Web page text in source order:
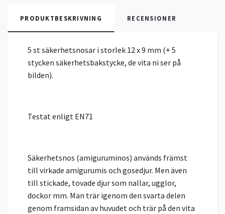
PRODUKTBESKRIVNING RECENSIONER
5 st säkerhetsnosar i storlek 12 x 9 mm (+ 5
stycken säkerhetsbakstycke, de vita ni ser på
bilden).
Testat enligt EN71
Säkerhetsnos (amiguruminos) används främst
till virkade amigurumis och gosedjur. Men även
till stickade, tovade djur som nallar, ugglor,
dockor mm. Man trär igenom den svarta delen
genom framsidan av huvudet och trär på den vita